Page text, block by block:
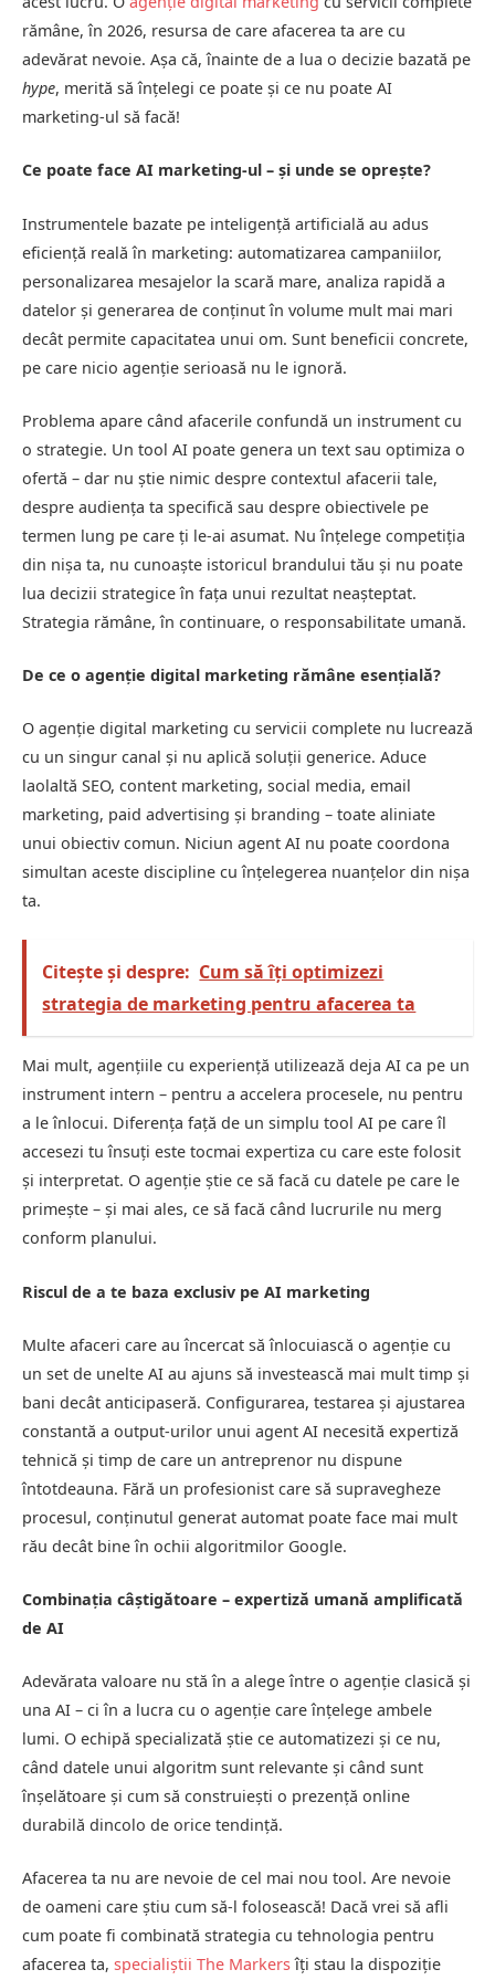
rămâne, în 2026, resursa de care afacerea ta are cu
adevărat nevoie. Așa că, înainte de a lua o decizie bazată pe
hype, merită să înțelegi ce poate și ce nu poate AI
marketing-ul să facă!
Ce poate face AI marketing-ul – și unde se oprește?
Instrumentele bazate pe inteligență artificială au adus
eficiență reală în marketing: automatizarea campaniilor,
personalizarea mesajelor la scară mare, analiza rapidă a
datelor și generarea de conținut în volume mult mai mari
decât permite capacitatea unui om. Sunt beneficii concrete,
pe care nicio agenție serioasă nu le ignoră.
Problema apare când afacerile confundă un instrument cu
o strategie. Un tool AI poate genera un text sau optimiza o
ofertă – dar nu știe nimic despre contextul afacerii tale,
despre audiența ta specifică sau despre obiectivele pe
termen lung pe care ți le-ai asumat. Nu înțelege competiția
din nișa ta, nu cunoaște istoricul brandului tău și nu poate
lua decizii strategice în fața unui rezultat neașteptat.
Strategia rămâne, în continuare, o responsabilitate umană.
De ce o agenție digital marketing rămâne esențială?
O agenție digital marketing cu servicii complete nu lucrează
cu un singur canal și nu aplică soluții generice. Aduce
laolaltă SEO, content marketing, social media, email
marketing, paid advertising și branding – toate aliniate
unui obiectiv comun. Niciun agent AI nu poate coordona
simultan aceste discipline cu înțelegerea nuanțelor din nișa
ta.
Citește și despre: Cum să îți optimizezi
strategia de marketing pentru afacerea ta
Mai mult, agențiile cu experiență utilizează deja AI ca pe un
instrument intern – pentru a accelera procesele, nu pentru
a le înlocui. Diferența față de un simplu tool AI pe care îl
accesezi tu însuți este tocmai expertiza cu care este folosit
și interpretat. O agenție știe ce să facă cu datele pe care le
primește – și mai ales, ce să facă când lucrurile nu merg
conform planului.
Riscul de a te baza exclusiv pe AI marketing
Multe afaceri care au încercat să înlocuiască o agenție cu
un set de unelte AI au ajuns să investească mai mult timp și
bani decât anticipaseră. Configurarea, testarea și ajustarea
constantă a output-urilor unui agent AI necesită expertiză
tehnică și timp de care un antreprenor nu dispune
întotdeauna. Fără un profesionist care să supravegheze
procesul, conținutul generat automat poate face mai mult
rău decât bine în ochii algoritmilor Google.
Combinația câștigătoare – expertiză umană amplificată
de AI
Adevărata valoare nu stă în a alege între o agenție clasică și
una AI – ci în a lucra cu o agenție care înțelege ambele
lumi. O echipă specializată știe ce automatizezi și ce nu,
când datele unui algoritm sunt relevante și când sunt
înșelătoare și cum să construiești o prezență online
durabilă dincolo de orice tendință.
Afacerea ta nu are nevoie de cel mai nou tool. Are nevoie
de oameni care știu cum să-l folosească! Dacă vrei să afli
cum poate fi combinată strategia cu tehnologia pentru
afacerea ta, specialiștii The Markersîți stau la dispoziție